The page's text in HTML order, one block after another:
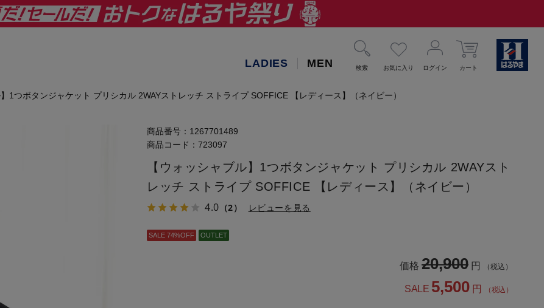
LADIES MEN 検索 お気に入り ログイン カート
】1つボタンジャケット プリシカル 2WAYストレッチ ストライプ SOFFICE 【レディース】（ネイビー）
商品番号： 1267701489
商品コード： 723097
【ウォッシャブル】1つボタンジャケット プリシカル 2WAYスト
レッチ ストライプ SOFFICE 【レディース】（ネイビー）
4.0 （2） レビューを見る
SALE 74%OFF OUTLET
価格 20,900 円 （税込）
SALE 5,500 円 （税込）